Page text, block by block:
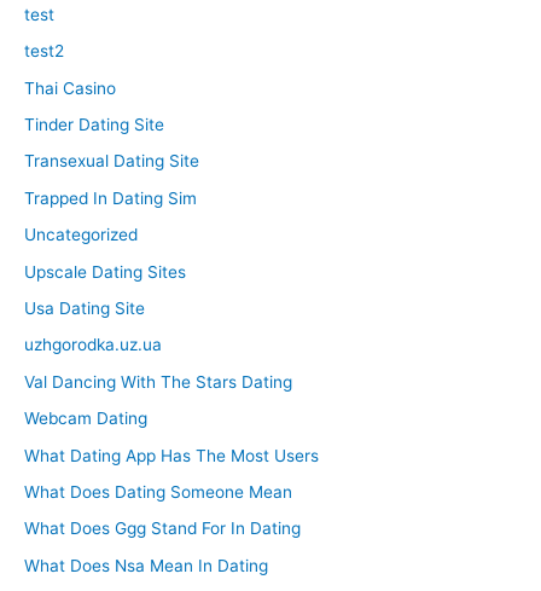
test
test2
Thai Casino
Tinder Dating Site
Transexual Dating Site
Trapped In Dating Sim
Uncategorized
Upscale Dating Sites
Usa Dating Site
uzhgorodka.uz.ua
Val Dancing With The Stars Dating
Webcam Dating
What Dating App Has The Most Users
What Does Dating Someone Mean
What Does Ggg Stand For In Dating
What Does Nsa Mean In Dating